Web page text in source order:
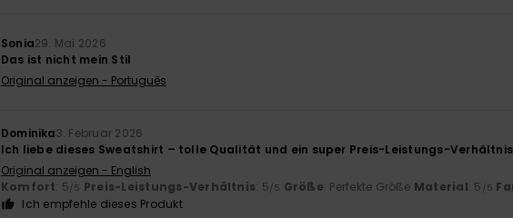
Sonia29. Mai 2026
Das ist nicht mein Stil
Original anzeigen - Português
Dominika3. Februar 2026
Ich liebe dieses Sweatshirt – tolle Qualität und ein super Preis-Leistungs-
Original anzeigen - English
Komfort: 5/5 Preis-Leistungs-Verhältnis: 5/5 Größe: Perfekte Größe Material: 5 /5
Ich empfehle dieses Produkt